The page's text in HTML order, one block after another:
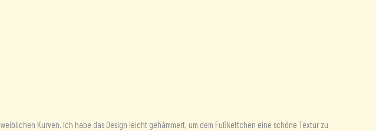
Kurven. Ich habe das Design leicht gehämmert, um dem Fußkettchen eine schöne Textur zu